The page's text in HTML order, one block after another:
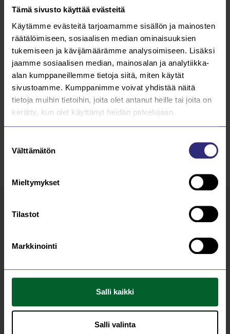
Tämä sivusto käyttää evästeitä
Käytämme evästeitä tarjoamamme sisällön ja mainosten
räätälöimiseen, sosiaalisen median ominaisuuksien
tukemiseen ja kävijämäärämme analysoimiseen. Lisäksi
jaamme sosiaalisen median, mainosalan ja analytiikka-
alan kumppaneillemme tietoja siitä, miten käytät
sivustoamme. Kumppanimme voivat yhdistää näitä
tietoja muihin tietoihin, joita olet antanut heille tai joita on
kerätty, kun olet käyttänyt heidän palvelujaan.
valinta
Välttämätön
Mieltymykset
Tilastot
Markkinointi
Salli kaikki
Salli valinta
Mikäli mökkiin jää peruslämpö, riittää että
vesiputket jätetään paineettomiksi, jottei vuodon
sattuessa tulisi suuria tuhoja. Sopiva
talvikuukausien peruslämpö kesäasunnossa on
noin 5–15 asteen välillä, usein suositellaan 10
astetta.
AJANKOHTAISTA Lue kaikki
Kutsu Saarijärven Vesihuollon
yhtiökokoukseen 2026
Lue lisää